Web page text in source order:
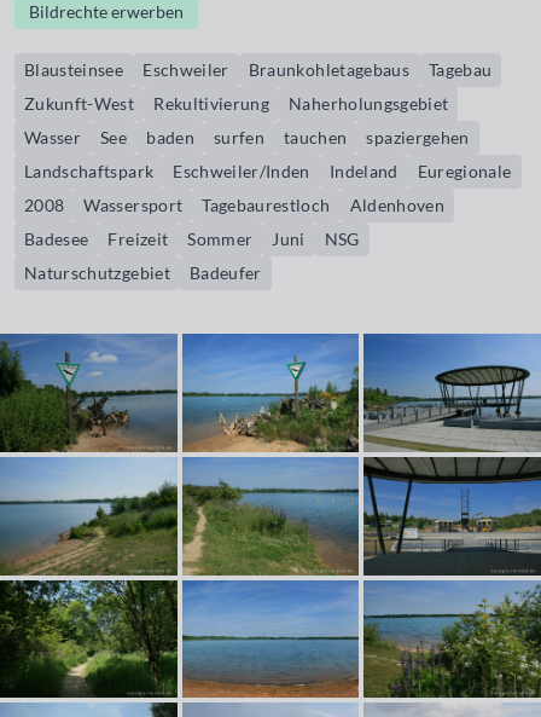
Bildrechte erwerben
Blausteinsee Eschweiler Braunkohletagebaus
Tagebau
Zukunft-West
Rekultivierung
Naherholungsgebiet
Wasser
See baden surfen tauchen
spaziergehen
Landschaftspark
Eschweiler/Inden Indeland
Euregionale
2008
Wassersport Tagebaurestloch
Aldenhoven
Badesee
Freizeit Sommer Juni
NSG
Naturschutzgebiet
Badeufer